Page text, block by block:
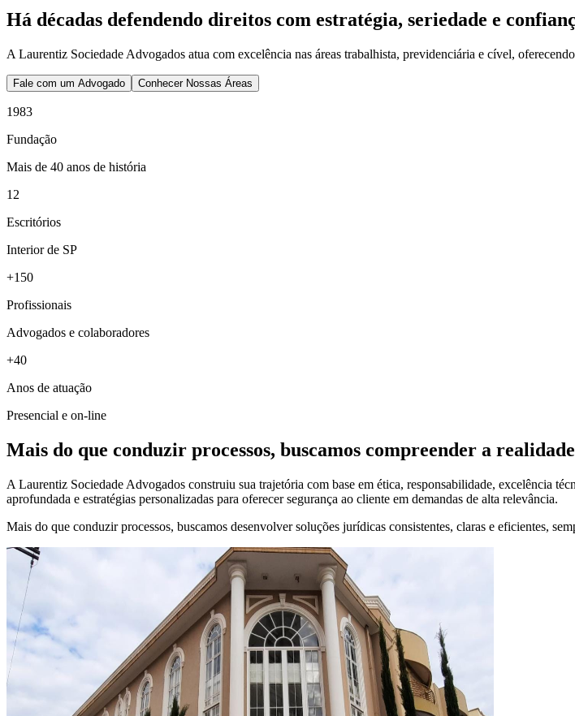
Há décadas defendendo direitos com estratégia, seriedade e
A Laurentiz Sociedade Advogados atua com excelência nas áreas trabalhista, previdenciária e cível,
Fale com um Advogado Conhecer Nossas Áreas
1983
Fundação
Mais de 40 anos de história
12
Escritórios
Interior de SP
+150
Profissionais
Advogados e colaboradores
+40
Anos de atuação
Presencial e on-line
Mais do que conduzir processos, buscamos compreender a
A Laurentiz Sociedade Advogados construiu sua trajetória com base em ética, responsabilidade, excelência
aprofundada e estratégias personalizadas para oferecer segurança ao cliente em demandas de alta relevância.
Mais do que conduzir processos, buscamos desenvolver soluções jurídicas consistentes, claras e eficientes,